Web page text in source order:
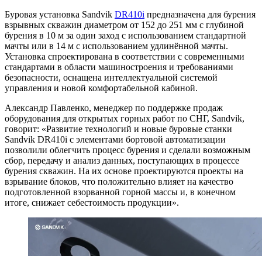
Буровая установка Sandvik DR410i предназначена для бурения
взрывных скважин диаметром от 152 до 251 мм с глубиной
бурения в 10 м за один заход с использованием стандартной
мачты или в 14 м с использованием удлинённой мачты.
Установка спроектирована в соответствии с современными
стандартами в области машиностроения и требованиями
безопасности, оснащена интеллектуальной системой
управления и новой комфортабельной кабиной.
Александр Павленко, менеджер по поддержке продаж
оборудования для открытых горных работ по СНГ, Sandvik,
говорит: «Развитие технологий и новые буровые станки
Sandvik DR410i с элементами бортовой автоматизации
позволили облегчить процесс бурения и сделали возможным
сбор, передачу и анализ данных, поступающих в процессе
бурения скважин. На их основе проектируются проекты на
взрывание блоков, что положительно влияет на качество
подготовленной взорванной горной массы и, в конечном
итоге, снижает себестоимость продукции».